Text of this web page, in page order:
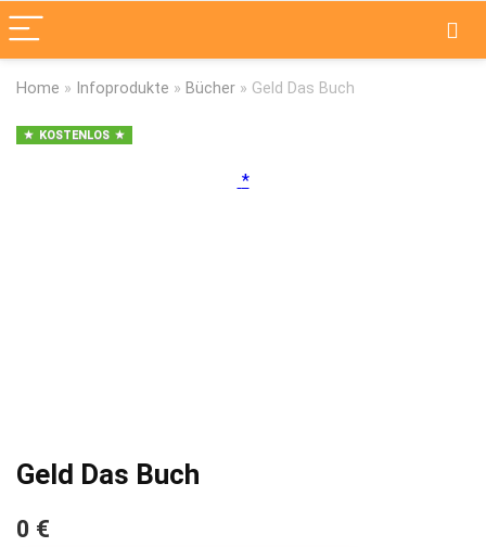
Home » Infoprodukte » Bücher » Geld Das Buch
KOSTENLOS
Geld Das Buch
0 €